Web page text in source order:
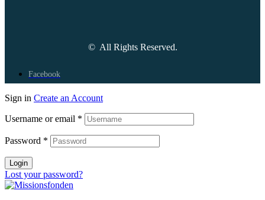
© All Rights Reserved.
Facebook
Sign in Create an Account
Username or email *
Password *
Login
Lost your password?